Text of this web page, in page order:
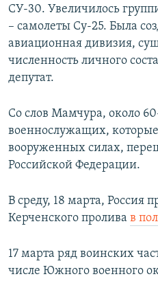
СУ-30. Увеличилось
– самолеты Су-25. Была
авиационная дивизия,
численность личного
депутат.
Со слов Мамчура, около
военнослужащих,
вооруженных силах,
Российской Федерации.
В среду, 18 марта, Россия
Керченского пролива в
17 марта ряд воинских
числе Южного военного